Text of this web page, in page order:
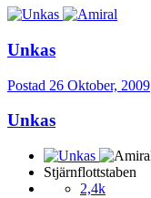
Unkas
Postad 26 Oktober, 2009
Unkas
Stjärnflottstaben
2,4k